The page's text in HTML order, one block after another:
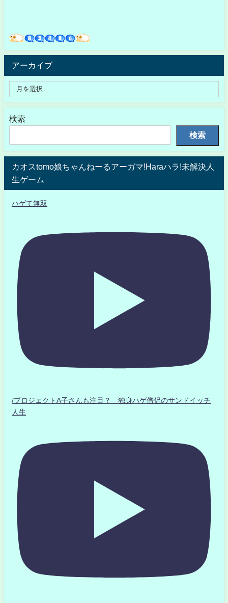
アーカイブ
検索
検索
カオスtomo娘ちゃんねーるアーガマ!Haraハラ!未解決人
生ゲーム
ハゲて無双
/プロジェクトA子さんも注目？ 独身ハゲ僧侶のサンドイッチ
人生